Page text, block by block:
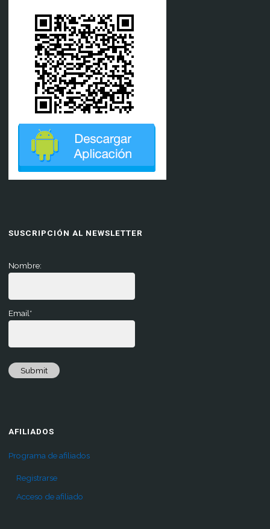
SUSCRIPCIÓN AL NEWSLETTER
Nombre:
Email*
Submit
AFILIADOS
Programa de afiliados
Registrarse
Acceso de afiliado